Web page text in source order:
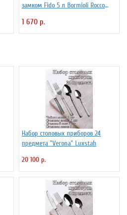
замком Fido 5 л Bormioli Rocco
1 670 р.
Набор столовых приборов 24
предмета "Verona" Luxstah
20 100 р.